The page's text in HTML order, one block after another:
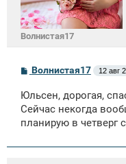
Волнистая17
С
б
щ
н
е
Волнистая17 12 авг
Юльсен, дорогая,
Сейчас некогда
планирую в четверг